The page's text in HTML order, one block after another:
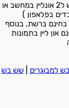
משחק שש בש ל2 במחשב חינם, המשחק שש בש ל2 אונליין במחשב או
בפלאפון )
בחינם ברשת, בנוסף
ליין בתמונות
למבוגרים |שש בש